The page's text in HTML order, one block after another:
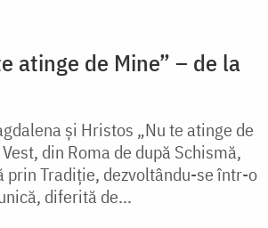
atinge de Mine” – de la
și Hristos „Nu te atinge de
din Roma de după Schismă,
prin Tradiţie, dezvoltându-se într-o
diferită de...